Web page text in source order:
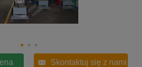
Skontaktuj się z nami